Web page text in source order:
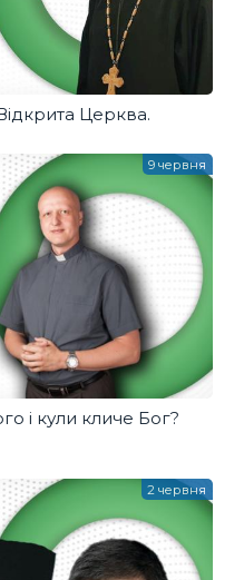
Церква.
і кули кличе Бог?
9 червня
2 червня